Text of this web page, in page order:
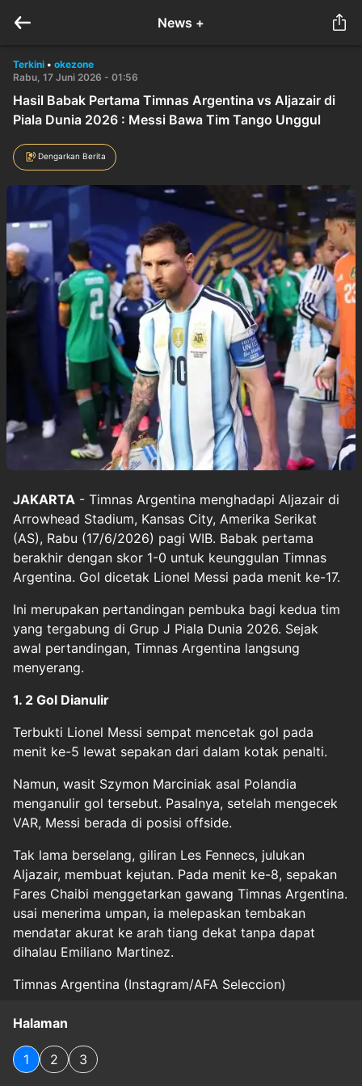
News +
Terkini • okezone
Rabu, 17 Juni 2026 - 01:56
Hasil Babak Pertama Timnas Argentina vs Aljazair di
Piala Dunia 2026 : Messi Bawa Tim Tango Unggul
Dengarkan Berita
JAKARTA - Timnas Argentina menghadapi Aljazair di
Arrowhead Stadium, Kansas City, Amerika Serikat
(AS), Rabu (17/6/2026) pagi WIB. Babak pertama
berakhir dengan skor 1-0 untuk keunggulan Timnas
Argentina. Gol dicetak Lionel Messi pada menit ke-17.
Ini merupakan pertandingan pembuka bagi kedua tim
yang tergabung di Grup J Piala Dunia 2026. Sejak
awal pertandingan, Timnas Argentina langsung
menyerang.
1. 2 Gol Dianulir
Terbukti Lionel Messi sempat mencetak gol pada
menit ke-5 lewat sepakan dari dalam kotak penalti.
Namun, wasit Szymon Marciniak asal Polandia
menganulir gol tersebut. Pasalnya, setelah mengecek
VAR, Messi berada di posisi offside.
Tak lama berselang, giliran Les Fennecs, julukan
Aljazair, membuat kejutan. Pada menit ke-8, sepakan
Fares Chaibi menggetarkan gawang Timnas Argentina.
usai menerima umpan, ia melepaskan tembakan
mendatar akurat ke arah tiang dekat tanpa dapat
dihalau Emiliano Martinez.
Timnas Argentina (Instagram/AFA Seleccion)
Halaman
1 2 3